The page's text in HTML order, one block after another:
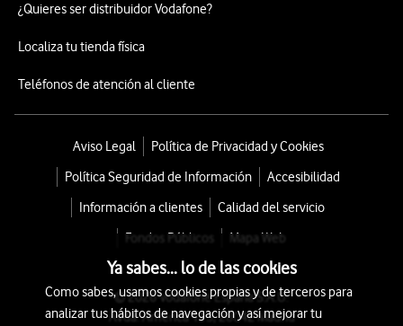
¿Quieres ser distribuidor Vodafone?
Localiza tu tienda física
Teléfonos de atención al cliente
Aviso Legal
Política de Privacidad y Cookies
Política Seguridad de Información
Accesibilidad
Información a clientes
Calidad del servicio
Fondos Públicos
Mapa Web
© 2026 Vodafone España S.A.U.
Avda. América 115, 28042 Madrid
Ya sabes... lo de las cookies
Como sabes, usamos cookies propias y de terceros para
analizar tus hábitos de navegación y así mejorar tu